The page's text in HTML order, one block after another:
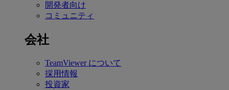
開発者向け
コミュニティ
会社
TeamViewer について
採用情報
投資家